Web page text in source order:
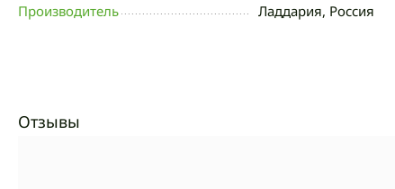
Производитель Ладдария, Россия
Отзывы